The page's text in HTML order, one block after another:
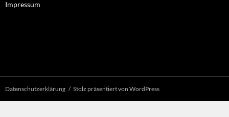
Impressum
Datenschutzerklärung Stolz präsentiert von WordPress